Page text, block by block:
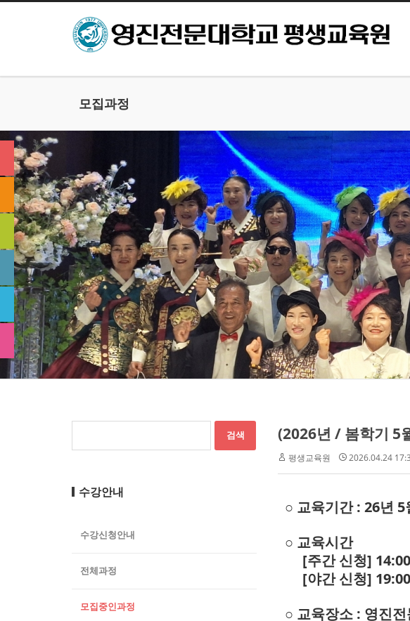
모집과정
(2026년 / 봄학기 5
평생교육원 2026.04.24
○ 교육기간: 26년 5
○ 교육시간
[주간 신청]
[야간 신청]
○ 교육장소 : 영진
수강안내
수강신청안내
전체과정
모집중인과정